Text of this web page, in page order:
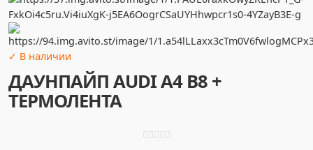
✓ В наличии
ДАУНПАЙП AUDI A4 B8 +
ТЕРМОЛЕНТА